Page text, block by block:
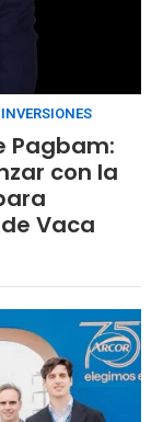
Pagbam:
con la
Vaca